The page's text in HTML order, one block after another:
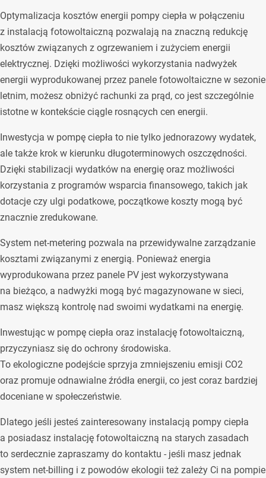
Optymalizacja kosztów energii pompy ciepła w połączeniu
z instalacją fotowoltaiczną pozwalają na znaczną redukcję
kosztów związanych z ogrzewaniem i zużyciem energii
elektrycznej. Dzięki możliwości wykorzystania nadwyżek
energii wyprodukowanej przez panele fotowoltaiczne w sezonie
letnim, możesz obniżyć rachunki za prąd, co jest szczególnie
istotne w kontekście ciągle rosnących cen energii.
Inwestycja w pompę ciepła to nie tylko jednorazowy wydatek,
ale także krok w kierunku długoterminowych oszczędności.
Dzięki stabilizacji wydatków na energię oraz możliwości
korzystania z programów wsparcia finansowego, takich jak
dotacje czy ulgi podatkowe, początkowe koszty mogą być
znacznie zredukowane.
System net-metering pozwala na przewidywalne zarządzanie
kosztami związanymi z energią. Ponieważ energia
wyprodukowana przez panele PV jest wykorzystywana
na bieżąco, a nadwyżki mogą być magazynowane w sieci,
masz większą kontrolę nad swoimi wydatkami na energię.
Inwestując w pompę ciepła oraz instalację fotowoltaiczną,
przyczyniasz się do ochrony środowiska.
To ekologiczne podejście sprzyja zmniejszeniu emisji CO2
oraz promuje odnawialne źródła energii, co jest coraz bardziej
doceniane w społeczeństwie.
Dlatego jeśli jesteś zainteresowany instalacją pompy ciepła
a posiadasz instalację fotowoltaiczną na starych zasadach
to serdecznie zapraszamy do kontaktu - jeśli masz jednak
system net-billing i z powodów ekologii też zależy Ci na pompie